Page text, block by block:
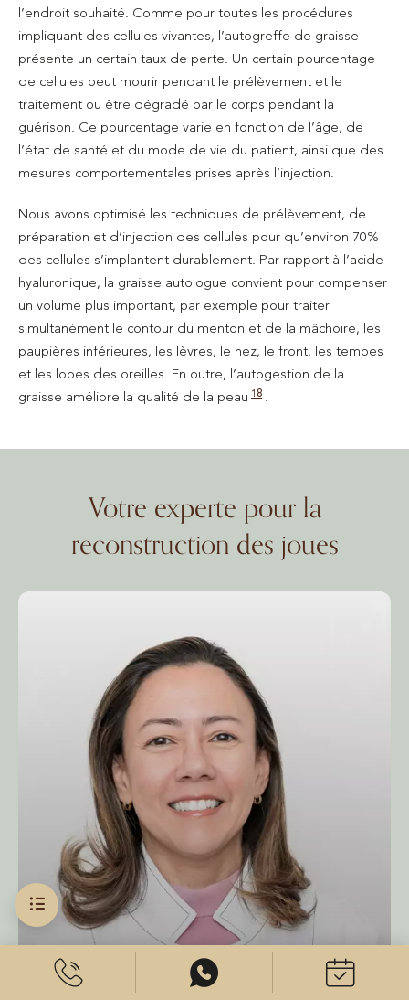
l’endroit souhaité. Comme pour toutes les procédures
impliquant des cellules vivantes, l’autogreffe de graisse
présente un certain taux de perte. Un certain pourcentage
de cellules peut mourir pendant le prélèvement et le
traitement ou être dégradé par le corps pendant la
guérison. Ce pourcentage varie en fonction de l’âge, de
l’état de santé et du mode de vie du patient, ainsi que des
mesures comportementales prises après l’injection.
Nous avons optimisé les techniques de prélèvement, de
préparation et d’injection des cellules pour qu’environ 70%
des cellules s’implantent durablement. Par rapport à l’acide
hyaluronique, la graisse autologue convient pour compenser
un volume plus important, par exemple pour traiter
simultanément le contour du menton et de la mâchoire, les
paupières inférieures, les lèvres, le nez, le front, les tempes
et les lobes des oreilles. En outre, l’autogestion de la
graisse améliore la qualité de la peau 18 .
Votre experte pour la
reconstruction des joues